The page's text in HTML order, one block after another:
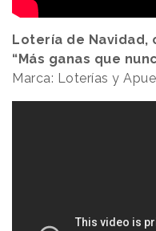
Lotería de Navidad,
“Más ganas que
Marca: Loterías y